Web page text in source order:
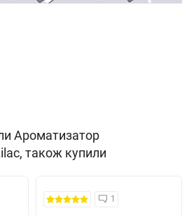
Ароматизатор
також купили
1